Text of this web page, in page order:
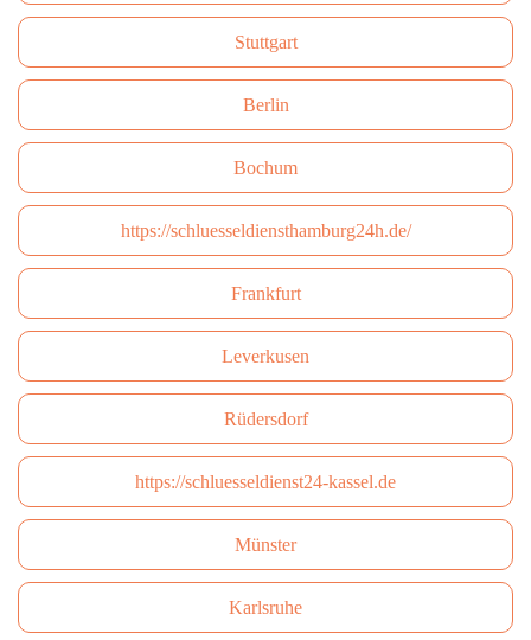
Stuttgart
Berlin
Bochum
https://schluesseldiensthamburg24h.de/
Frankfurt
Leverkusen
Rüdersdorf
https://schluesseldienst24-kassel.de
Münster
Karlsruhe